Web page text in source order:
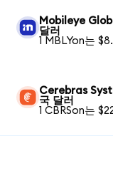
Mobileye
달러
1 MBLYon는
Cerebras
국 달러
1 CBRSon는